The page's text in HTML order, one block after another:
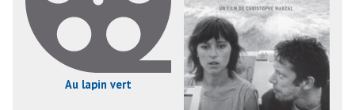
Au lapin vert